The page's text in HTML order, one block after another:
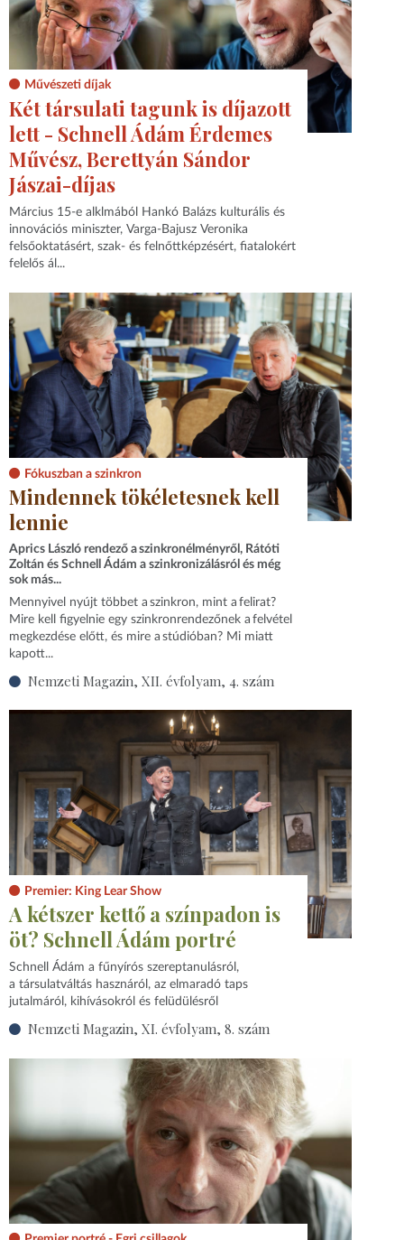
Művészeti díjak
Két társulati tagunk is díjazott
lett - Schnell Ádám Érdemes
Művész, Berettyán Sándor
Jászai-díjas
Március 15-e alklmából Hankó Balázs kulturális és
innovációs miniszter, Varga-Bajusz Veronika
felsőoktatásért, szak- és felnőttképzésért, fiatalokért
felelős ál...
Fókuszban a szinkron
Mindennek tökéletesnek kell
lennie
Aprics László rendező a szinkronélményről, Rátóti
Zoltán és Schnell Ádám a szinkronizálásról és még
sok más...
Mennyivel nyújt többet a szinkron, mint a felirat?
Mire kell figyelnie egy szinkronrendezőnek a felvétel
megkezdése előtt, és mire a stúdióban? Mi miatt
kapott...
Nemzeti Magazin, XII. évfolyam, 4. szám
Premier: King Lear Show
A kétszer kettő a színpadon is
öt? Schnell Ádám portré
Schnell Ádám a fűnyírós szereptanulásról,
a társulatváltás hasznáról, az elmaradó taps
jutalmáról, kihívásokról és felüdülésről
Nemzeti Magazin, XI. évfolyam, 8. szám